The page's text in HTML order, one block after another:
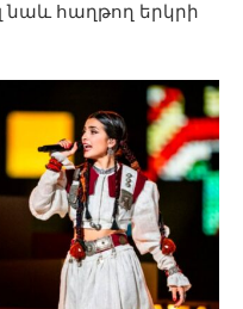
նաև հաղթող երկրի